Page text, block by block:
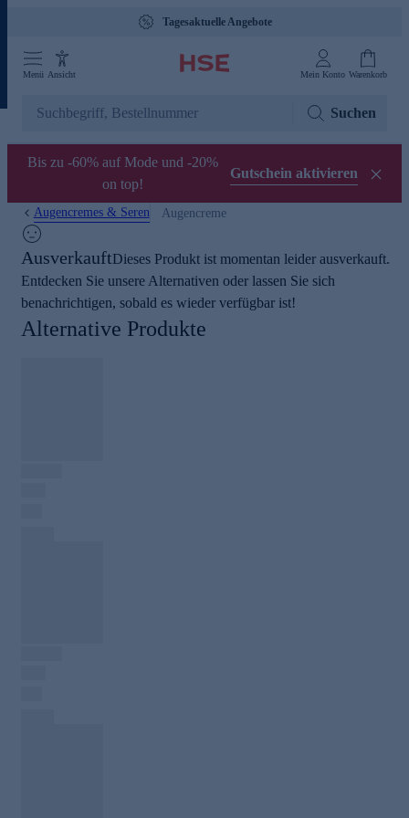
Tagesaktuelle Angebote
Menü Ansicht Mein Konto Warenkorb
Suchen
Bis zu -60% auf Mode und -20%
on top!
Gutschein aktivieren
Augencremes & Seren Augencreme
AusverkauftDieses Produkt ist momentan leider ausverkauft.
Entdecken Sie unsere Alternativen oder lassen Sie sich
benachrichtigen, sobald es wieder verfügbar ist!
Alternative Produkte